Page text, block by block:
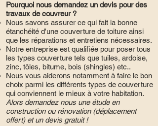
Pourquoi nous demandez un devis pour des
travaux de couvreur ?
Nous savons assurer ce qui fait la bonne
étanchéité d'une couverture de toiture ainsi
que les réparations et entretiens nécessaires.
Notre entreprise est qualifiée pour poser tous
les types couverture tels que tuiles, ardoise,
zinc, tôles, bitume, bois (shingles) etc..
Nous vous aiderons notamment à faire le bon
choix parmi les différents types de couverture
qui conviennent le mieux à votre habitation.
Alors demandez nous une étude en
construction ou rénovation (déplacement
offert) et un devis gratuit !